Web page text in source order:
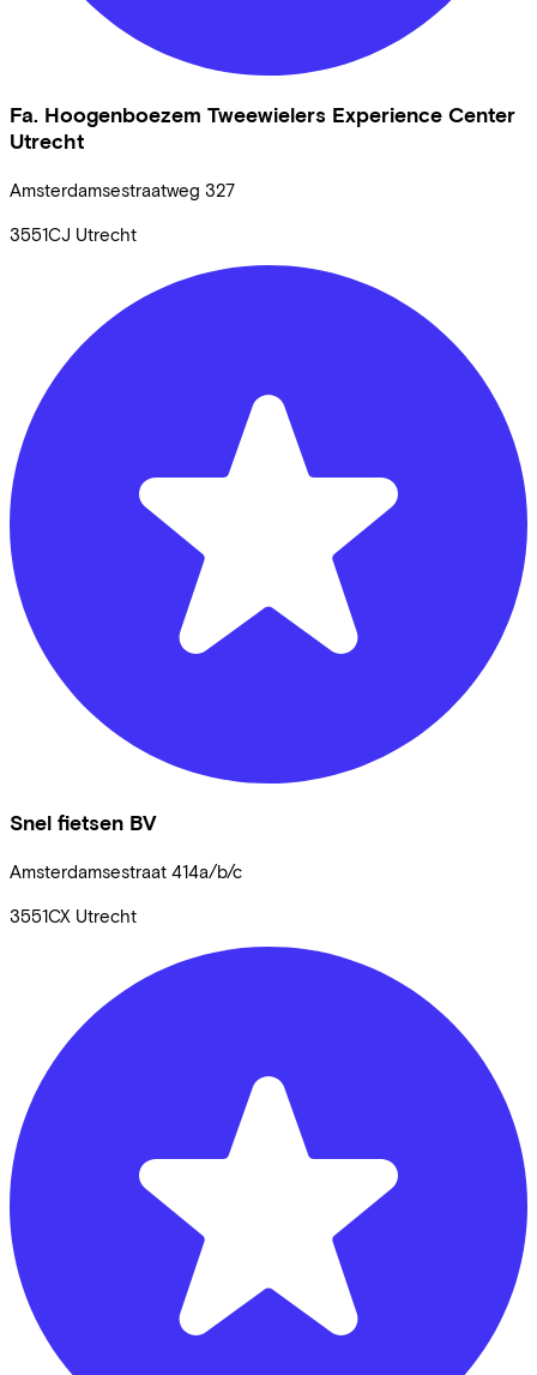
Fa. Hoogenboezem Tweewielers Experience Center
Utrecht
Amsterdamsestraatweg 327
3551CJ Utrecht
Snel fietsen BV
Amsterdamsestraat 414a/b/c
3551CX Utrecht